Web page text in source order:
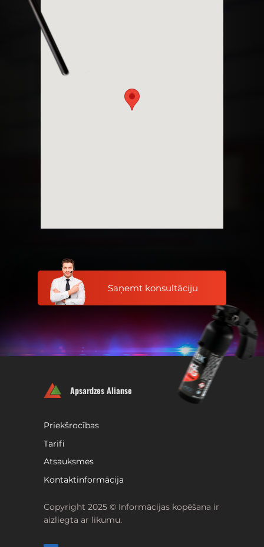
Saņemt konsultāciju
Apsardzes Alianse
Priekšrocības
Tarifi
Atsauksmes
Kontaktinformācija
Copyright 2025 © Informācijas kopēšana ir
aizliegta ar likumu.